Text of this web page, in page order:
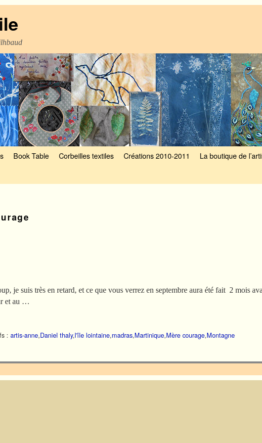
Book Table Corbeilles textiles Créations 2010-2011
La boutique de
je suis très en retard, et ce que vous verrez en septembre aura été fait 2 mois
et au …
: artis-anne,Daniel thaly,l'île lointaine,madras,Martinique,Mère courage,Montagne